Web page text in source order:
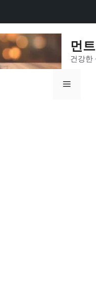
먼트
건강한
Menu